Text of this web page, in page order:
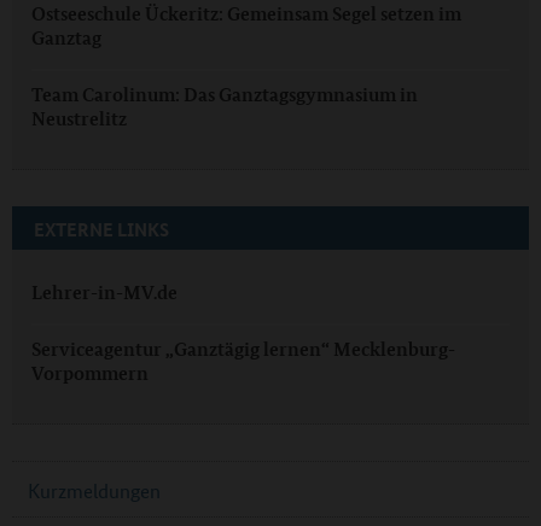
Ostseeschule Ückeritz: Gemeinsam Segel setzen im
Ganztag
Team Carolinum: Das Ganztagsgymnasium in
Neustrelitz
EXTERNE LINKS
Lehrer-in-MV.de
Serviceagentur „Ganztägig lernen“ Mecklenburg-
Vorpommern
Kurzmeldungen